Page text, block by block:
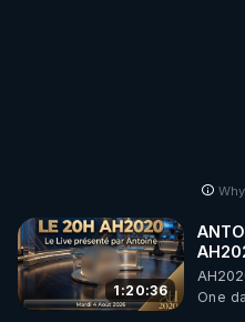
1:20:36
04/08/
One